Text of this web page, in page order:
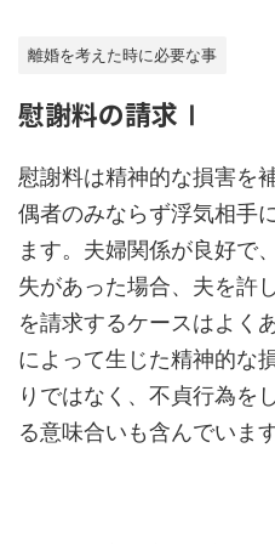
離婚を考えた時に必要な事
慰謝料の請求Ⅰ
慰謝料は精神的な損害を
偶者のみならず浮気相手
ます。夫婦関係が良好で
失があった場合、夫を許
を請求するケースはよく
によって生じた精神的な
りではなく、不貞行為を
る意味合いも含んでいます